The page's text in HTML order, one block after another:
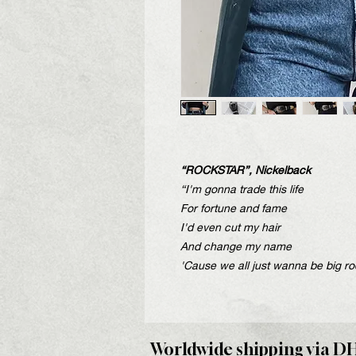
“ROCKSTAR”, Nickelback
“I'm gonna trade this life
For fortune and fame
I'd even cut my hair
And change my name
'Cause we all just wanna be big
Worldwide shipping via